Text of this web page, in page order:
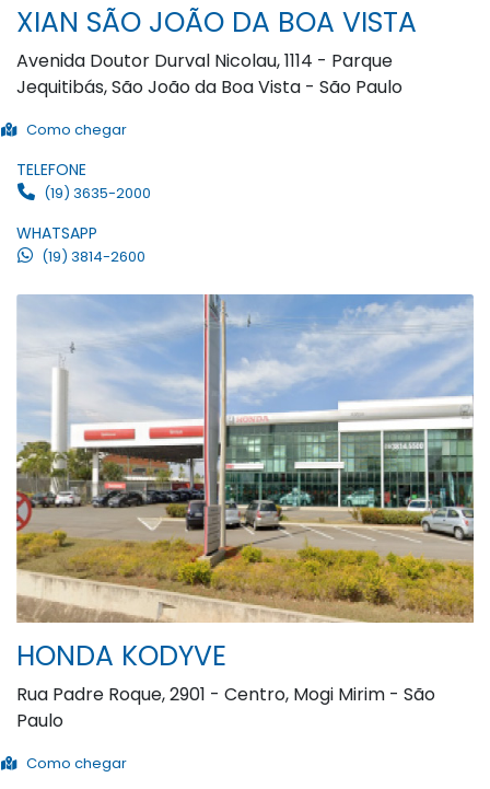
XIAN SÃO JOÃO DA BOA VISTA
Avenida Doutor Durval Nicolau, 1114 - Parque
Jequitibás, São João da Boa Vista - São Paulo
Como chegar
TELEFONE
(19) 3635-2000
WHATSAPP
(19) 3814-2600
HONDA KODYVE
Rua Padre Roque, 2901 - Centro, Mogi Mirim - São
Paulo
Como chegar